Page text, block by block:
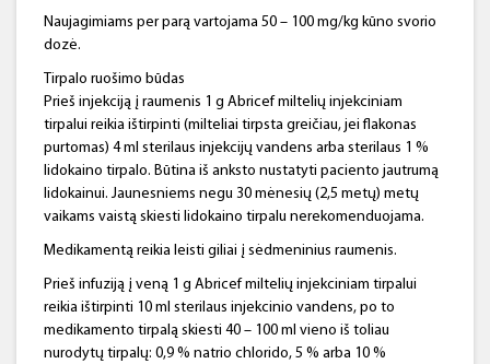
Naujagimiams per parą vartojama 50 – 100 mg/kg kūno svorio
dozė.
Tirpalo ruošimo būdas
Prieš injekciją į raumenis 1 g Abricef miltelių injekciniam
tirpalui reikia ištirpinti (milteliai tirpsta greičiau, jei flakonas
purtomas) 4 ml sterilaus injekcijų vandens arba sterilaus 1 %
lidokaino tirpalo. Būtina iš anksto nustatyti paciento jautrumą
lidokainui. Jaunesniems negu 30 mėnesių (2,5 metų) metų
vaikams vaistą skiesti lidokaino tirpalu nerekomenduojama.
Medikamentą reikia leisti giliai į sėdmeninius raumenis.
Prieš infuziją į veną 1 g Abricef miltelių injekciniam tirpalui
reikia ištirpinti 10 ml sterilaus injekcinio vandens, po to
medikamento tirpalą skiesti 40 – 100 ml vieno iš toliau
nurodytų tirpalų: 0,9 % natrio chlorido, 5 % arba 10 %